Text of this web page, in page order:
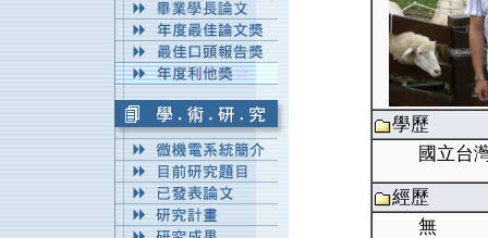
學歷
國立台
經歷
無